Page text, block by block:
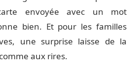
envoyée avec un mot
bien. Et pour les familles
une surprise laisse de la
aux rires.